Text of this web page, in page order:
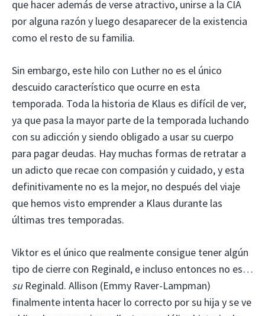
que hacer además de verse atractivo, unirse a la CIA
por alguna razón y luego desaparecer de la existencia
como el resto de su familia.
Sin embargo, este hilo con Luther no es el único
descuido característico que ocurre en esta
temporada. Toda la historia de Klaus es difícil de ver,
ya que pasa la mayor parte de la temporada luchando
con su adicción y siendo obligado a usar su cuerpo
para pagar deudas. Hay muchas formas de retratar a
un adicto que recae con compasión y cuidado, y esta
definitivamente no es la mejor, no después del viaje
que hemos visto emprender a Klaus durante las
últimas tres temporadas.
Viktor es el único que realmente consigue tener algún
tipo de cierre con Reginald, e incluso entonces no es…
su Reginald. Allison (Emmy Raver-Lampman)
finalmente intenta hacer lo correcto por su hija y se ve